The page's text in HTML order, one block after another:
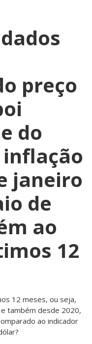
preço
do
janeiro
de
ao
12
12 meses, ou seja,
também desde 2020,
ao indicador